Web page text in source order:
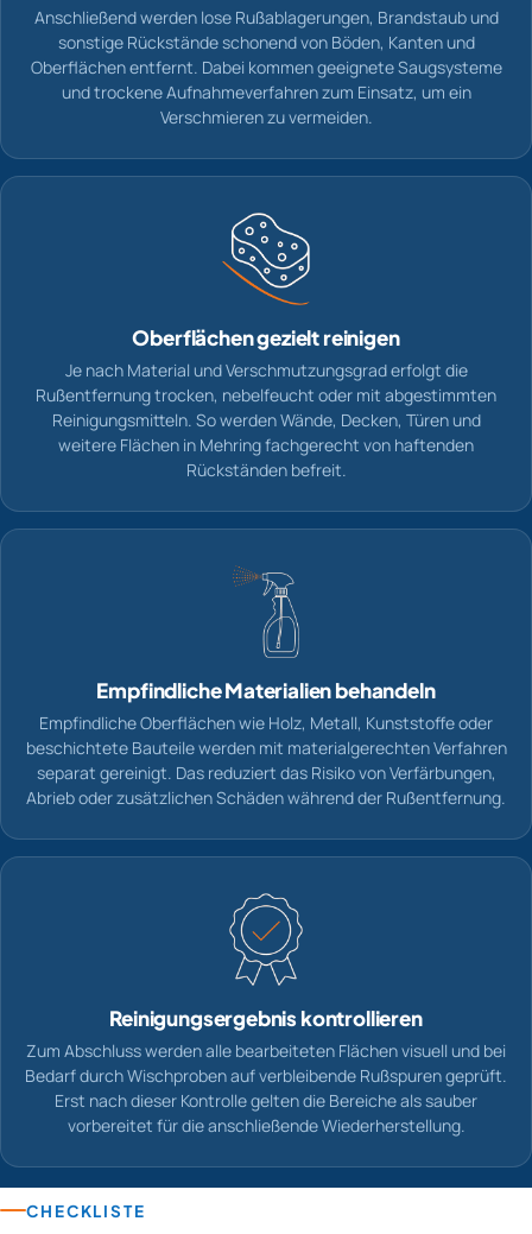
Anschließend werden lose Rußablagerungen, Brandstaub und
sonstige Rückstände schonend von Böden, Kanten und
Oberflächen entfernt. Dabei kommen geeignete Saugsysteme
und trockene Aufnahmeverfahren zum Einsatz, um ein
Verschmieren zu vermeiden.
Oberflächen gezielt reinigen
Je nach Material und Verschmutzungsgrad erfolgt die
Rußentfernung trocken, nebelfeucht oder mit abgestimmten
Reinigungsmitteln. So werden Wände, Decken, Türen und
weitere Flächen in Mehring fachgerecht von haftenden
Rückständen befreit.
Empfindliche Materialien behandeln
Empfindliche Oberflächen wie Holz, Metall, Kunststoffe oder
beschichtete Bauteile werden mit materialgerechten Verfahren
separat gereinigt. Das reduziert das Risiko von Verfärbungen,
Abrieb oder zusätzlichen Schäden während der Rußentfernung.
Reinigungsergebnis kontrollieren
Zum Abschluss werden alle bearbeiteten Flächen visuell und bei
Bedarf durch Wischproben auf verbleibende Rußspuren geprüft.
Erst nach dieser Kontrolle gelten die Bereiche als sauber
vorbereitet für die anschließende Wiederherstellung.
CHECKLISTE